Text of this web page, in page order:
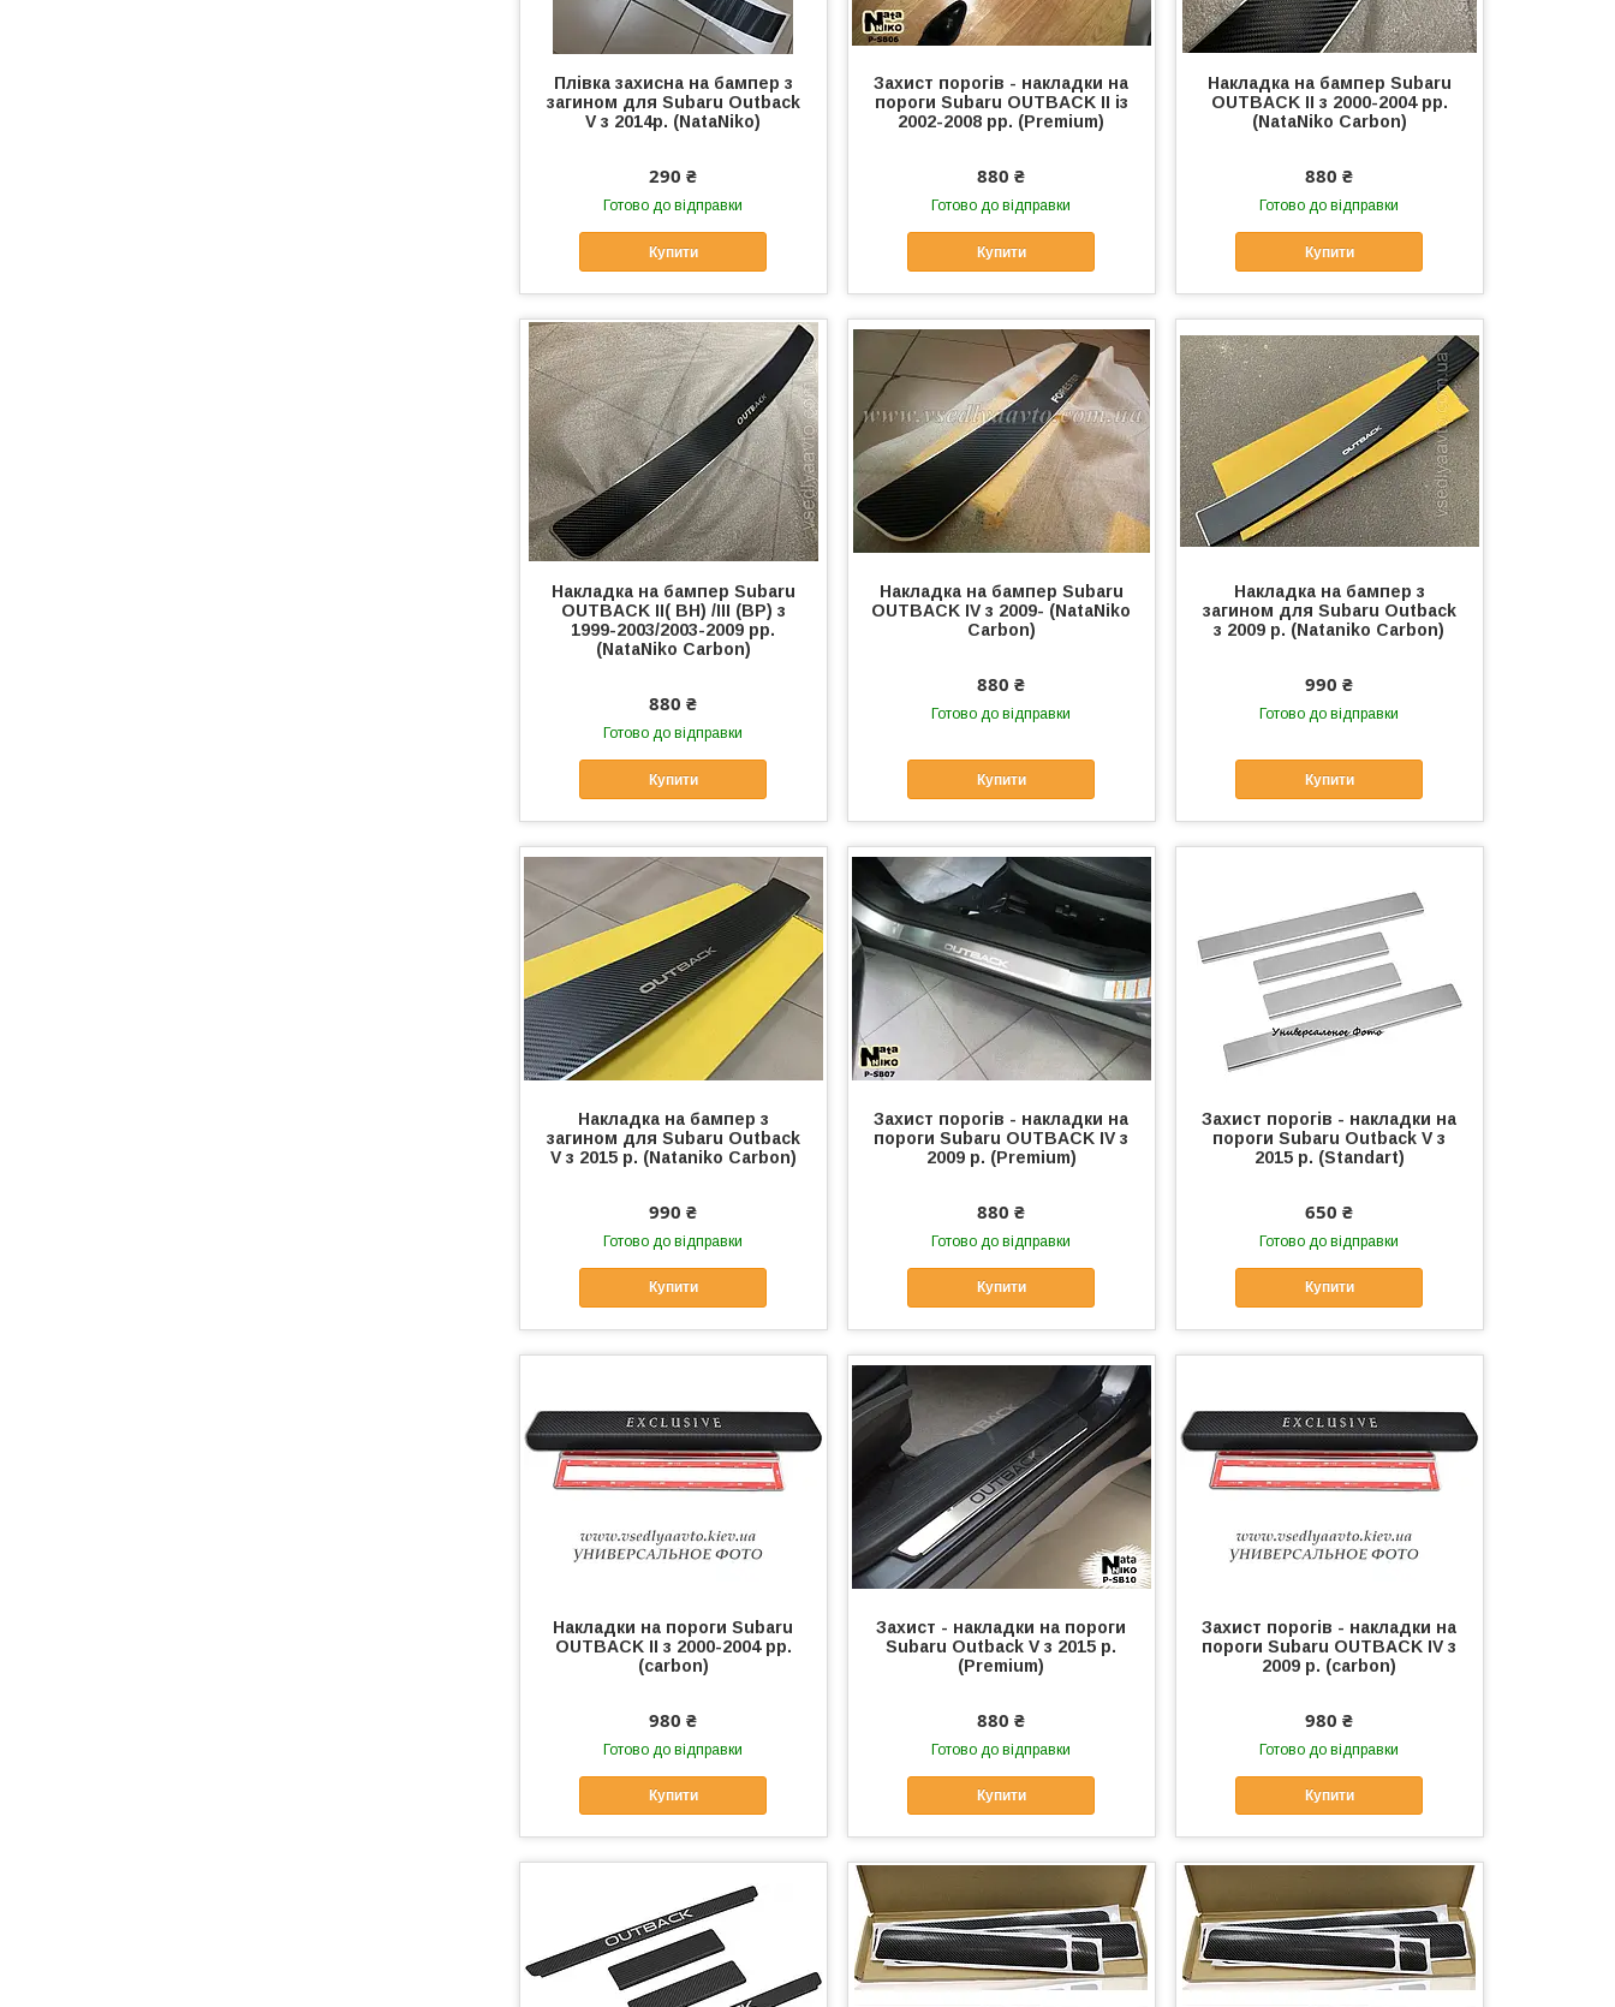
Плівка захисна на бампер з
загином для Subaru Outback
V з 2014р. (NataNiko)
290 ₴
Готово до відправки
Купити
Захист порогів - накладки на
пороги Subaru OUTBACK II із
2002-2008 рр. (Premium)
880 ₴
Готово до відправки
Купити
Накладка на бампер Subaru
OUTBACK II з 2000-2004 рр.
(NataNiko Carbon)
880 ₴
Готово до відправки
Купити
Накладка на бампер Subaru
OUTBACK II( BH) /III (BP) з
1999-2003/2003-2009 рр.
(NataNiko Carbon)
880 ₴
Готово до відправки
Купити
Накладка на бампер Subaru
OUTBACK IV з 2009- (NataNiko
Carbon)
880 ₴
Готово до відправки
Купити
Накладка на бампер з
загином для Subaru Outback
з 2009 р. (Nataniko Carbon)
990 ₴
Готово до відправки
Купити
Накладка на бампер з
загином для Subaru Outback
V з 2015 р. (Nataniko Carbon)
990 ₴
Готово до відправки
Купити
Захист порогів - накладки на
пороги Subaru OUTBACK IV з
2009 р. (Premium)
880 ₴
Готово до відправки
Купити
Захист порогів - накладки на
пороги Subaru Outback V з
2015 р. (Standart)
650 ₴
Готово до відправки
Купити
Накладки на пороги Subaru
OUTBACK II з 2000-2004 рр.
(carbon)
980 ₴
Готово до відправки
Купити
Захист - накладки на пороги
Subaru Outback V з 2015 р.
(Premium)
880 ₴
Готово до відправки
Купити
Захист порогів - накладки на
пороги Subaru OUTBACK IV з
2009 р. (carbon)
980 ₴
Готово до відправки
Купити